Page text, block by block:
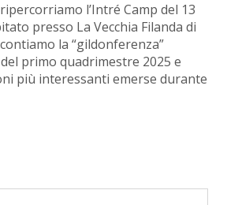
l’Intré Camp del 13
presso La Vecchia Filanda di
la “gildonferenza”
primo quadrimestre 2025 e
più interessanti emerse durante